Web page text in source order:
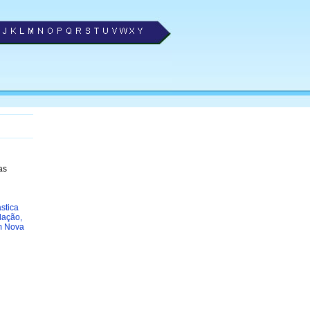
Nova